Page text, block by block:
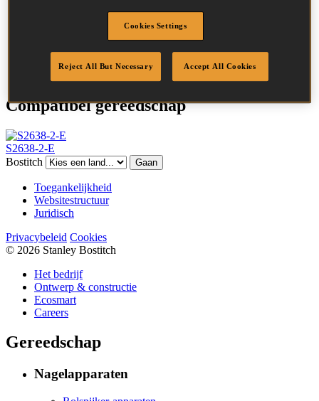
25.0 mm
Gegalv
Beitelpunten
Compatibel gereedschap
S2638-2-E
Bostitch
Gaan
Toegankelijkheid
Websitestructuur
Juridisch
Privacybeleid Cookies
© 2026 Stanley Bostitch
Het bedrijf
Ontwerp & constructie
Ecosmart
Careers
Gereedschap
Nagelapparaten
Cookies Settings
Reject All But Necessary Accept All Cookies